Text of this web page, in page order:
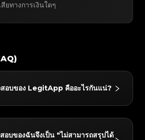
ยทางการเงินใดๆ
สอบของ LegitApp คืออะไรกันแน่?
ะโดยผู้ตรวจสอบระดับอาวุโสอย่างน้อย
อบของฉันจึงเป็น "ไม่สามารถสรุปได้